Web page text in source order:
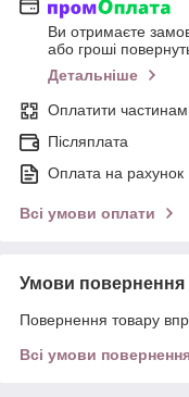
Ви отримаєте
або гроші
Детальніше
Оплатити
Післяплата
Оплата на рахунок
Всі умови оплати
Умови повернення
Повернення товару
Всі умови